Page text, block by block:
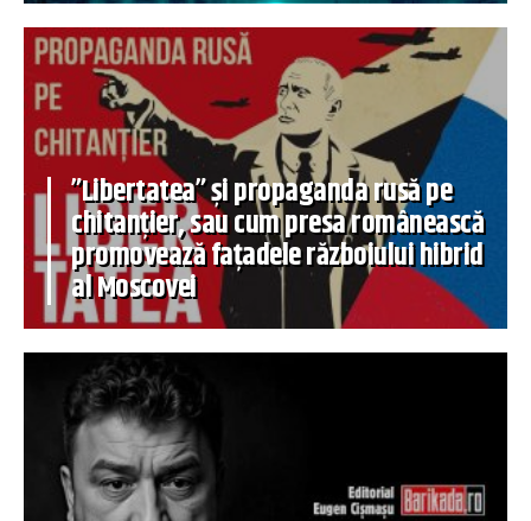
”Libertatea” și propaganda rusă pe
chitanțier, sau cum presa românească
promovează fațadele războiului hibrid
al Moscovei